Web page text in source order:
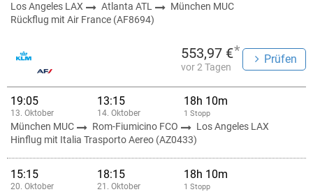
Los Angeles LAX Atlanta ATL
München MUC
Rückflug mit Air France (AF8694)
553,97 €*
vor 2 Tagen
Prüfen
19:05
13. Oktober
13:15
14. Oktober
18h 10m
1 Stopp
München MUC Rom-Fiumicino FCO
Los Angeles LAX
Hinflug mit Italia Trasporto Aereo (AZ0433)
15:15
20. Oktober
18:15
21. Oktober
18h 10m
1 Stopp